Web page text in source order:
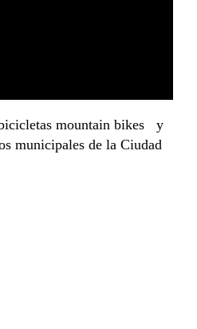
mountain bikes y
municipales de la Ciudad